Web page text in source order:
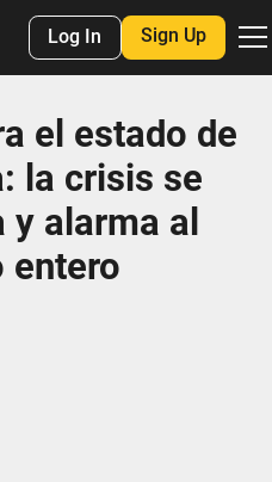
Log In Sign Up
el estado de
la crisis se
y alarma al
entero